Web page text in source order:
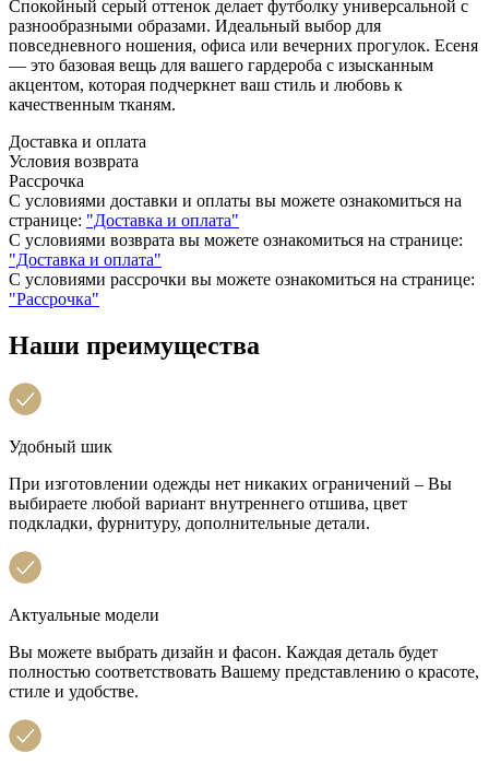
Спокойный серый оттенок делает футболку универсальной с
разнообразными образами. Идеальный выбор для
повседневного ношения, офиса или вечерних прогулок. Есеня
— это базовая вещь для вашего гардероба с изысканным
акцентом, которая подчеркнет ваш стиль и любовь к
качественным тканям.
Доставка и оплата
Условия возврата
Рассрочка
С условиями доставки и оплаты вы можете ознакомиться на
странице: "Доставка и оплата"
С условиями возврата вы можете ознакомиться на странице:
"Доставка и оплата"
С условиями рассрочки вы можете ознакомиться на странице:
"Рассрочка"
Наши преимущества
Удобный шик
При изготовлении одежды нет никаких ограничений – Вы
выбираете любой вариант внутреннего отшива, цвет
подкладки, фурнитуру, дополнительные детали.
Актуальные модели
Вы можете выбрать дизайн и фасон. Каждая деталь будет
полностью соответствовать Вашему представлению о красоте,
стиле и удобстве.